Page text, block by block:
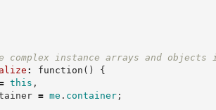
complex instance arrays and
: function ( )
{
this ,
= me . container;